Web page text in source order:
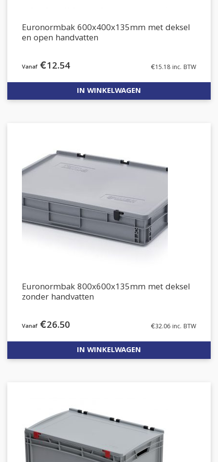
Euronormbak 600x400x135mm met deksel
en open handvatten
€12.54 €15.18 inc. BTW
IN WINKELWAGEN
Euronormbak 800x600x135mm met deksel
zonder handvatten
€26.50 €32.06 inc. BTW
IN WINKELWAGEN